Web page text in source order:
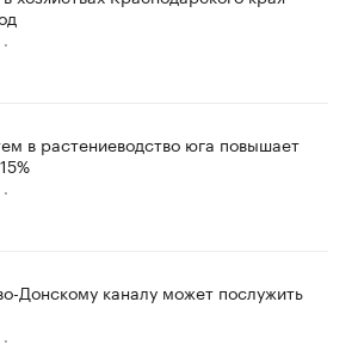
в растениеводство юга повышает
Донскому каналу может послужить